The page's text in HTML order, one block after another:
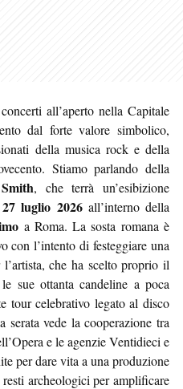
all’aperto nella Capitale
dal forte valore simbolico,
della musica rock e della
Stiamo parlando della
, che terrà un’esibizione
luglio 2026all’interno della
a Roma. La sosta romana è
con l’intento di festeggiare una
che ha scelto proprio il
sue ottanta candeline a poca
tour celebrativo legato al disco
serata vede la cooperazione tra
e le agenzie Ventidieci e
per dare vita a una produzione
archeologici per amplificare